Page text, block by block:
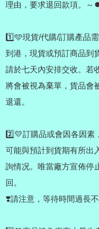
理由，要求退回款項。～
1️⃣🩵現貨/代購/訂購產品
到港，現貨或預訂商品到
請於七天內安排交收。若
將會被視為棄單，貨品會
退還。
2️⃣💛訂購品或會因各因素
可能與預計到貨期有所出
詢情况。唯當廠方宣佈停
回。
❣️請注意，等待時間過長